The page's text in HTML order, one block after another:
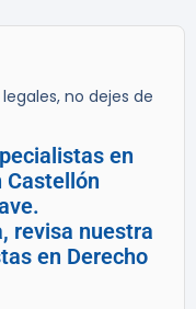
no dejes de
en
Castellón
revisa nuestra
en Derecho